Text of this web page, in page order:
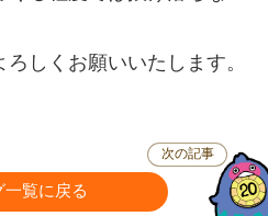
しくお願いいたします。
一覧に戻る
次の記事